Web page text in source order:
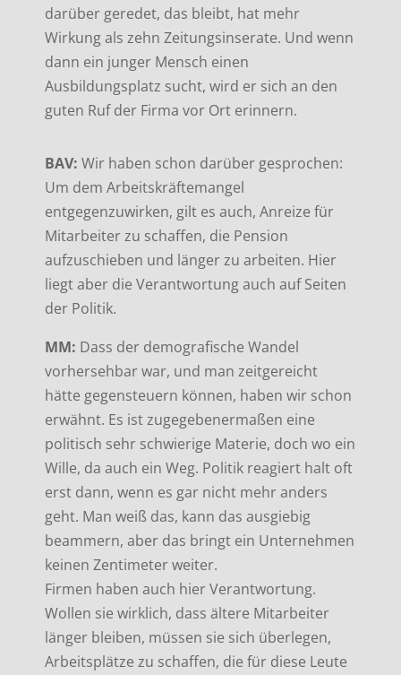
darüber geredet, das bleibt, hat mehr
Wirkung als zehn Zeitungsinserate. Und wenn
dann ein junger Mensch einen
Ausbildungsplatz sucht, wird er sich an den
guten Ruf der Firma vor Ort erinnern.
BAV: Wir haben schon darüber gesprochen:
Um dem Arbeitskräftemangel
entgegenzuwirken, gilt es auch, Anreize für
Mitarbeiter zu schaffen, die Pension
aufzuschieben und länger zu arbeiten. Hier
liegt aber die Verantwortung auch auf Seiten
der Politik.
MM: Dass der demografische Wandel
vorhersehbar war, und man zeitgereicht
hätte gegensteuern können, haben wir schon
erwähnt. Es ist zugegebenermaßen eine
politisch sehr schwierige Materie, doch wo ein
Wille, da auch ein Weg. Politik reagiert halt oft
erst dann, wenn es gar nicht mehr anders
geht. Man weiß das, kann das ausgiebig
beammern, aber das bringt ein Unternehmen
keinen Zentimeter weiter.
Firmen haben auch hier Verantwortung.
Wollen sie wirklich, dass ältere Mitarbeiter
länger bleiben, müssen sie sich überlegen,
Arbeitsplätze zu schaffen, die für diese Leute